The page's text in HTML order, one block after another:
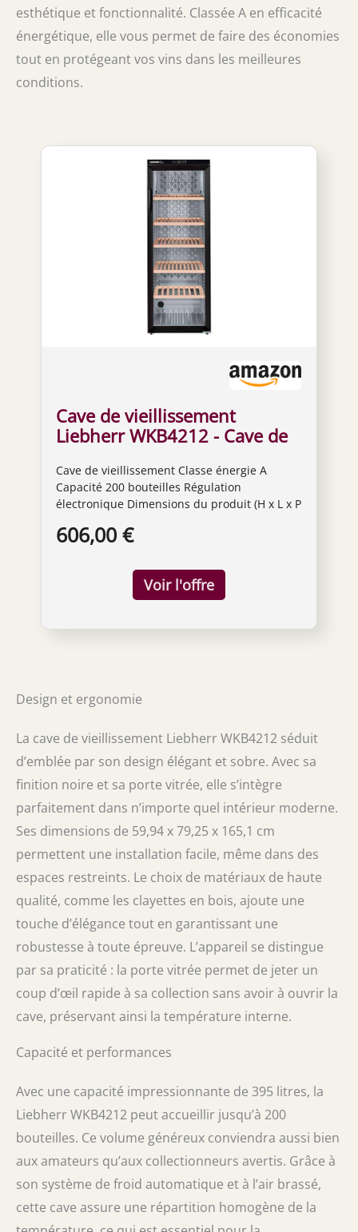
esthétique et fonctionnalité. Classée A en efficacité
énergétique, elle vous permet de faire des économies
tout en protégeant vos vins dans les meilleures
conditions.
Cave de vieillissement
Liebherr WKB4212 - Cave de
bouteilles - Air brassé -
humide - Noir - Porte Vitrée -
6 clayettes Bois - classe A
Cave de vieillissement Classe énergie A
Capacité 200 bouteilles Régulation
électronique Dimensions du produit (H x L x P
606,00 €
Design et ergonomie
La cave de vieillissement Liebherr WKB4212 séduit
d’emblée par son design élégant et sobre. Avec sa
finition noire et sa porte vitrée, elle s’intègre
parfaitement dans n’importe quel intérieur moderne.
Ses dimensions de 59,94 x 79,25 x 165,1 cm
permettent une installation facile, même dans des
espaces restreints. Le choix de matériaux de haute
qualité, comme les clayettes en bois, ajoute une
touche d’élégance tout en garantissant une
robustesse à toute épreuve. L’appareil se distingue
par sa praticité : la porte vitrée permet de jeter un
coup d’œil rapide à sa collection sans avoir à ouvrir la
cave, préservant ainsi la température interne.
Capacité et performances
Avec une capacité impressionnante de 395 litres, la
Liebherr WKB4212 peut accueillir jusqu’à 200
bouteilles. Ce volume généreux conviendra aussi bien
aux amateurs qu’aux collectionneurs avertis. Grâce à
son système de froid automatique et à l’air brassé,
cette cave assure une répartition homogène de la